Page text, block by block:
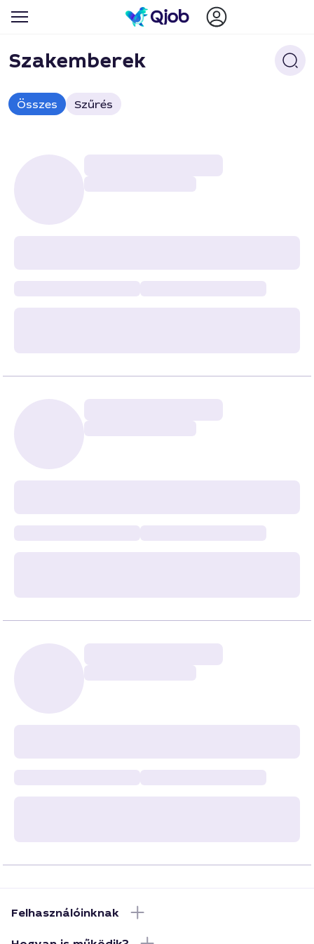
Szakemberek
Összes Szűrés
Felhasználóinknak